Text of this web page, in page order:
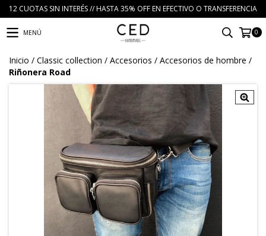
12 CUOTAS SIN INTERÉS // HASTA 35% OFF EN EFECTIVO O TRANSFERENCIA
MENÚ 0
Inicio / Classic collection / Accesorios / Accesorios de hombre /
Riñonera Road